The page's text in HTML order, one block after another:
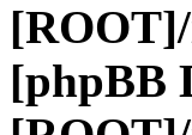
[phpBB